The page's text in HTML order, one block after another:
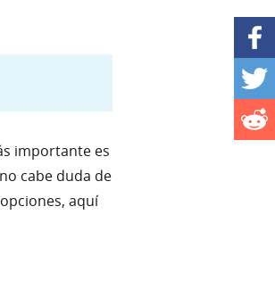
importante es
cabe duda de
aquí